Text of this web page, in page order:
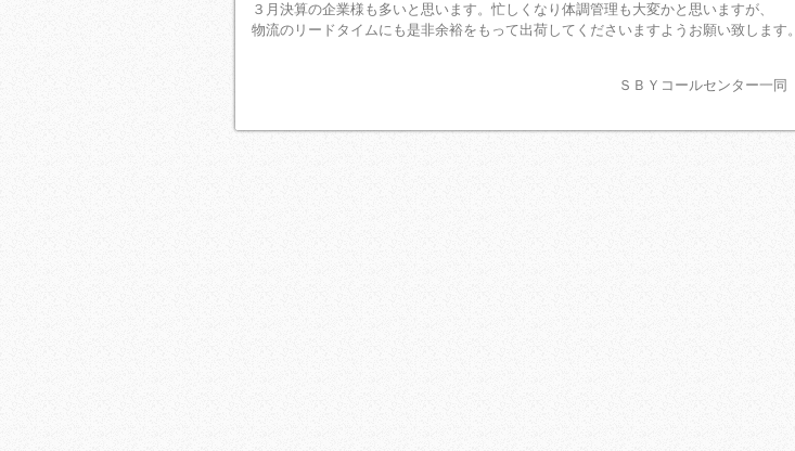
３月決算の企業様も多いと思います。忙しくなり体調管理も大変かと思いますが、
物流のリードタイムにも是非余裕をもって出荷してくださいますようお願い致します。
ＳＢＹコールセンター一同